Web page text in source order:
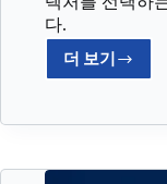
다.
더 보기